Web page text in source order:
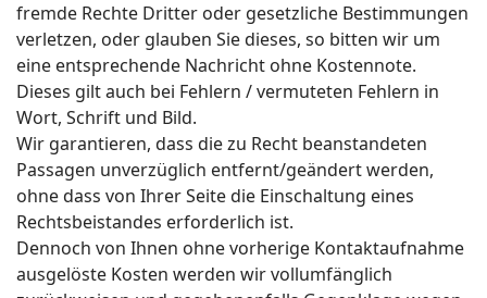
fremde Rechte Dritter oder gesetzliche Bestimmungen
verletzen, oder glauben Sie dieses, so bitten wir um
eine entsprechende Nachricht ohne Kostennote.
Dieses gilt auch bei Fehlern / vermuteten Fehlern in
Wort, Schrift und Bild.
Wir garantieren, dass die zu Recht beanstandeten
Passagen unverzüglich entfernt/geändert werden,
ohne dass von Ihrer Seite die Einschaltung eines
Rechtsbeistandes erforderlich ist.
Dennoch von Ihnen ohne vorherige Kontaktaufnahme
ausgelöste Kosten werden wir vollumfänglich